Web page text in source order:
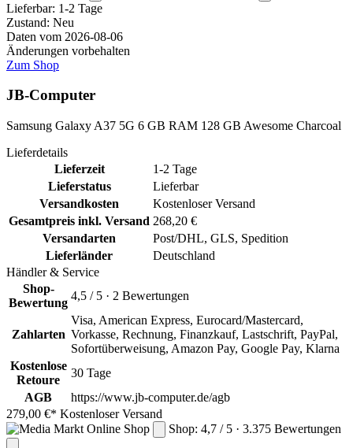
Lieferbar: 1-2 Tage
Zustand: Neu
Daten vom 2026-08-06
Änderungen vorbehalten
Zum Shop
JB-Computer
Samsung Galaxy A37 5G 6 GB RAM 128 GB Awesome Charcoal
Lieferdetails
Lieferzeit
1-2 Tage
Lieferstatus
Lieferbar
Versandkosten
Kostenloser Versand
Gesamtpreis inkl. Versand 268,20 €
Versandarten
Post/DHL, GLS, Spedition
Lieferländer
Deutschland
Händler & Service
Shop-
Bewertung
4,5 / 5 · 2 Bewertungen
Zahlarten
Visa, American Express, Eurocard/Mastercard,
Vorkasse, Rechnung, Finanzkauf, Lastschrift, PayPal,
Sofortüberweisung, Amazon Pay, Google Pay, Klarna
Kostenlose
Retoure
30 Tage
AGB
https://www.jb-computer.de/agb
279,00 €* Kostenloser Versand
Shop: 4,7 / 5 · 3.375 Bewertungen